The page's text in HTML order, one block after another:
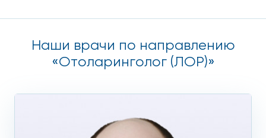
Наши врачи по направлению
«Отоларинголог (ЛОР)»